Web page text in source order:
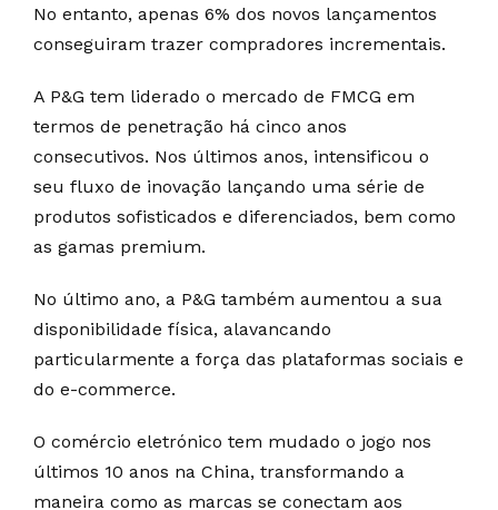
No entanto, apenas 6% dos novos lançamentos
conseguiram trazer compradores incrementais.
A P&G tem liderado o mercado de FMCG em
termos de penetração há cinco anos
consecutivos. Nos últimos anos, intensificou o
seu fluxo de inovação lançando uma série de
produtos sofisticados e diferenciados, bem como
as gamas premium.
No último ano, a P&G também aumentou a sua
disponibilidade física, alavancando
particularmente a força das plataformas sociais e
do e-commerce.
O comércio eletrónico tem mudado o jogo nos
últimos 10 anos na China, transformando a
maneira como as marcas se conectam aos